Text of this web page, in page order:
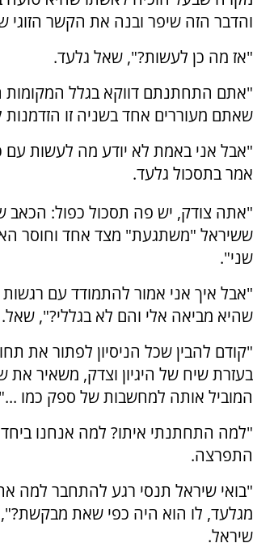
והדבר הזה שיפר ובנה את הקשר
"אז מה כן לעשות?", שאל גלעד.
"אתם התחתנתם דווקא בגלל המקומות
שאתם מעוררים אחד בשניה זו הזדמנות
"אבל אני באמת לא יודע מה לעשות עם
אמר בתסכול גלעד.
"אתה צודק, יש פה תסכול כפול: הכאב
ששיראל "משתגעת" מצד אחד וחוסר
שני".
"אבל איך אני אמור להתמודד עם
שהיא מביאה אלי והם לא בגללי?", שאל.
"קודם להבין שכל הניסיון לפתור את
בעזרת שיח של היגיון וצדק, משאיר את
המוביל אותה למחשבות של ספק כמו
"למה התחתנתי איתו? למה אנחנו
התפרצה.
"בואי שיראל תנסי רגע להתחבר למה
מגלעד, לו הוא היה כפי שאת
שיראל.